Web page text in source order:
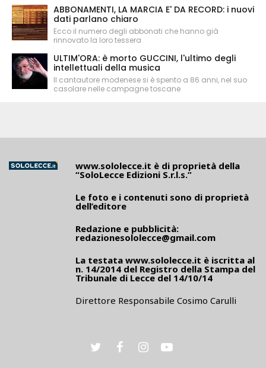
ABBONAMENTI, LA MARCIA E' DA RECORD: i nuovi
dati parlano chiaro
Ecco il numero degli abbonati che hanno già
rinnovato la loro tessera
ULTIM'ORA: è morto GUCCINI, l'ultimo degli
intellettuali della musica
Il cantautore modenese si è spento a 86 anni, nel suo
casolare nelle campagne toscane
www.sololecce.it è di proprietà della
“SoloLecce Edizioni S.r.l.s.”
Le foto e i contenuti sono di proprietà
dell’editore
Redazione e pubblicità:
redazionesololecce@gmail.com
La testata www.sololecce.it è iscritta al
n. 14/2014 del Registro della Stampa del
Tribunale di Lecce del 14/10/14
Direttore Responsabile Cosimo Carulli